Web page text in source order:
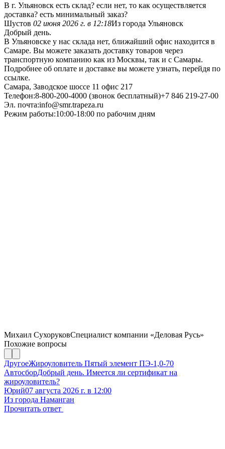
В г. Ульяновск есть склад? если нет, то как осуществляется
доставка? есть минимальный заказ?
Шустов 02 июня 2026 г. в 12:18Из города Ульяновск
Добрый день.
В Ульяновске у нас склада нет, ближайший офис находится в
Самаре. Вы можете заказать доставку товаров через
транспортную компанию как из Москвы, так и с Самары.
Подробнее об оплате и доставке вы можете узнать, перейдя по
ссылке.
Самара, Заводское шоссе 11 офис 217
Телефон:8-800-200-4000 (звонок бесплатный)+7 846 219-27-00
Эл. почта:info@smr.trapeza.ru
Режим работы:10:00-18:00 по рабочим дням
Михаил СухоруковСпециалист компании «Деловая Русь»
Похожие вопросы
ДругоеЖироуловитель Пятый элемент ПЭ-1,0-70
АвтосборДобрый день. Имеется ли сертификат на
жироуловитель?
Юрий07 августа 2026 г. в 12:00
Из города Наманган
Прочитать ответ